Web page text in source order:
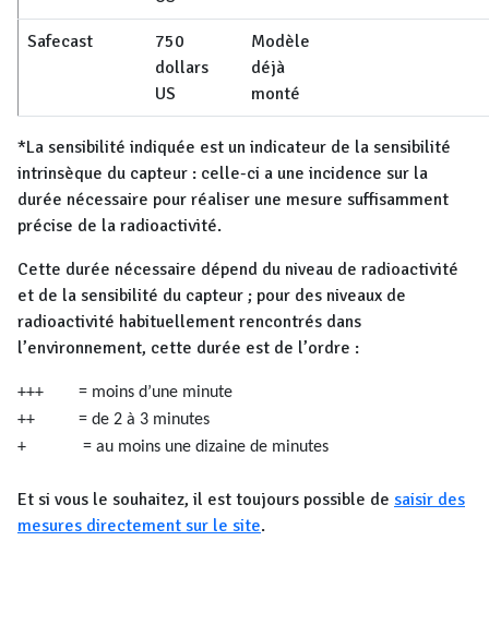
Safecast
750
dollars
US
Modèle
déjà
monté
*La sensibilité indiquée est un indicateur de la sensibilité
intrinsèque du capteur : celle-ci a une incidence sur la
durée nécessaire pour réaliser une mesure suffisamment
précise de la radioactivité.
Cette durée nécessaire dépend du niveau de radioactivité
et de la sensibilité du capteur ; pour des niveaux de
radioactivité habituellement rencontrés dans
l’environnement, cette durée est de l’ordre :
+++ = moins d’une minute
++ = de 2 à 3 minutes
+ = au moins une dizaine de minutes
Et si vous le souhaitez, il est toujours possible de saisir des
mesures directement sur le site.